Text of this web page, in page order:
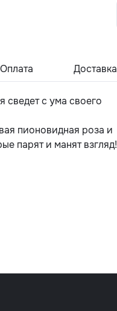
Оплата Доставка
сведет с ума своего
пионовидная роза и
парят и манят взгляд!